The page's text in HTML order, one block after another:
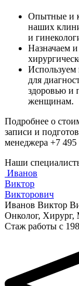
Опытные и
наших
и
Назначаем
Используем
для
здоровью и
женщинам.
Подробнее о
записи и
менеджера +7 495
Наши
Иванов
Виктор
Викторович
Иванов Виктор
Онколог, Хирург,
Стаж работы с